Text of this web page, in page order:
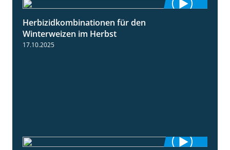
Herbizidkombinationen für den
Winterweizen im Herbst
17.10.2025